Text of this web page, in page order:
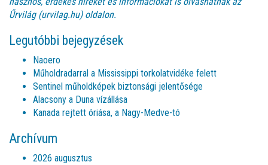
Űrvilág (urvilag.hu)oldalon.
Legutóbbi bejegyzések
Naoero
Műholdradarral a Mississippi torkolatvidéke felett
Sentinel műholdképek biztonsági jelentősége
Alacsony a Duna vízállása
Kanada rejtett óriása, a Nagy-Medve-tó
Archívum
2026 augusztus